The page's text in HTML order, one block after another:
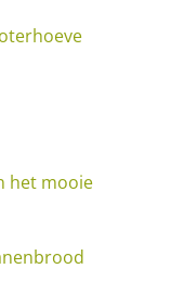
het mooie